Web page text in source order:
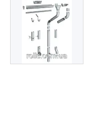
Статті